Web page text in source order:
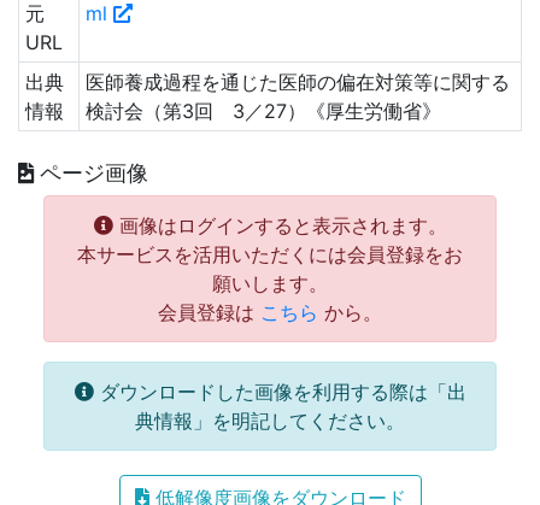
元
URL
ml
出典
情報
医師養成過程を通じた医師の偏在対策等に関する
検討会（第3回 3／27）《厚生労働省》
ページ画像
画像はログインすると表示されます。
本サービスを活用いただくには会員登録をお
願いします。
会員登録は こちら から。
ダウンロードした画像を利用する際は「出
典情報」を明記してください。
低解像度画像をダウンロード